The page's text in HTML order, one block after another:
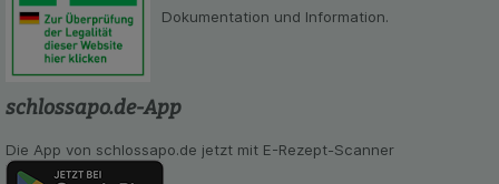
Dokumentation und Information.
schlossapo.de-App
Die App von schlossapo.de jetzt mit E-Rezept-Scanner